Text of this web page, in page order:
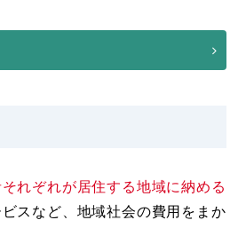
れぞれが居住する地域に納める
スなど、地域社会の費用をまか